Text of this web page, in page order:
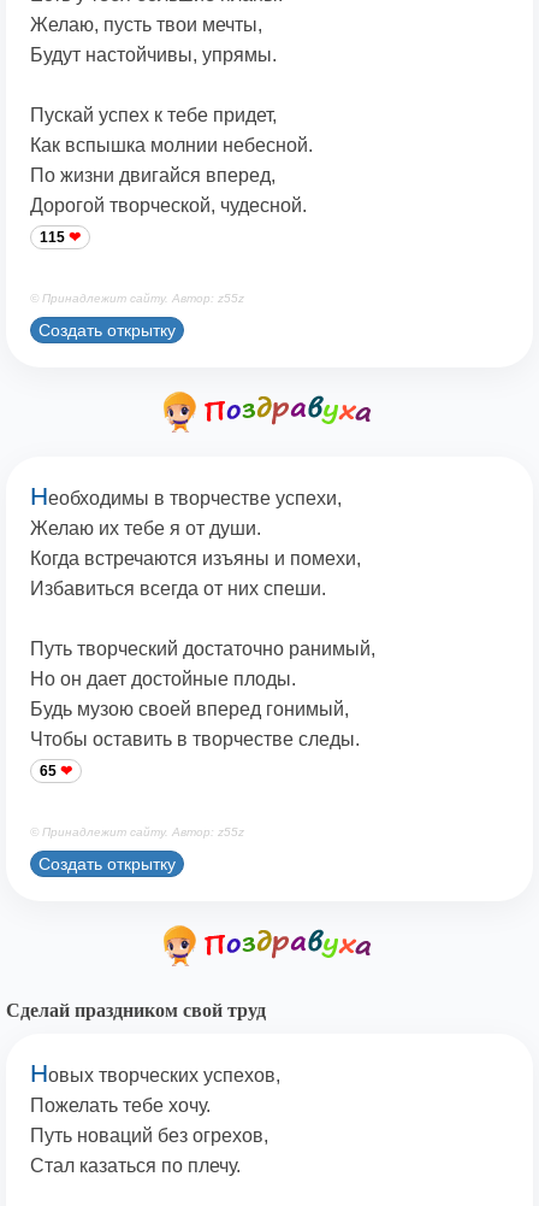
Желаю, пусть твои мечты,
Будут настойчивы, упрямы.
Пускай успех к тебе придет,
Как вспышка молнии небесной.
По жизни двигайся вперед,
Дорогой творческой, чудесной.
115
© Принадлежит сайту. Автор: z55z
Создать открытку
Необходимы в творчестве успехи,
Желаю их тебе я от души.
Когда встречаются изъяны и помехи,
Избавиться всегда от них спеши.
Путь творческий достаточно ранимый,
Но он дает достойные плоды.
Будь музою своей вперед гонимый,
Чтобы оставить в творчестве следы.
65
© Принадлежит сайту. Автор: z55z
Создать открытку
Сделай праздником свой труд
Новых творческих успехов,
Пожелать тебе хочу.
Путь новаций без огрехов,
Стал казаться по плечу.